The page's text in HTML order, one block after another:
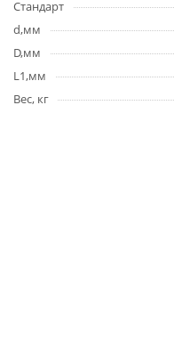
Стандарт
d,мм
D,мм
L1,мм
Вес, кг